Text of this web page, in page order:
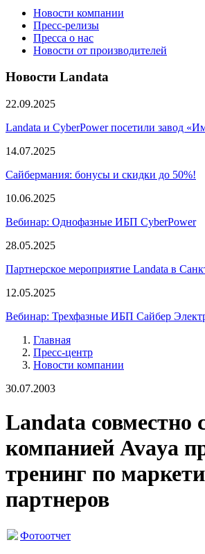
Новости компании
Пресс-релизы
Пресса о нас
Новости от производителей
Новости Landata
22.09.2025
Landata и CyberPower посетили завод
14.07.2025
Сайбермания: бонусы и скидки до 50%!
10.06.2025
Вебинар: Однофазные ИБП CyberPower
28.05.2025
Партнерское мероприятие Landata в
12.05.2025
Вебинар: Трехфазные ИБП Сайбер
Главная
Пресс-центр
Новости компании
30.07.2003
Landata совместно
компанией Avaya
тренинг по
партнеров
Фотоотчет